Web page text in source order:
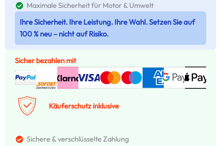
Maximale Sicherheit für Motor & Umwelt
Ihre Sicherheit. Ihre Leistung. Ihre Wahl. Setzen Sie auf
100 % neu – nicht auf Risiko.
Sicher bezahlen mit
Käuferschutz inklusive
Sichere & verschlüsselte Zahlung